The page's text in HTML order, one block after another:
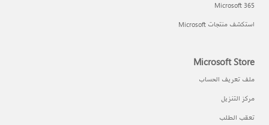
Microsoft 365
استكشف منتجات Microsoft
Microsoft Store
ملف تعريف الحساب
مركز التنزيل
تعقب الطلب